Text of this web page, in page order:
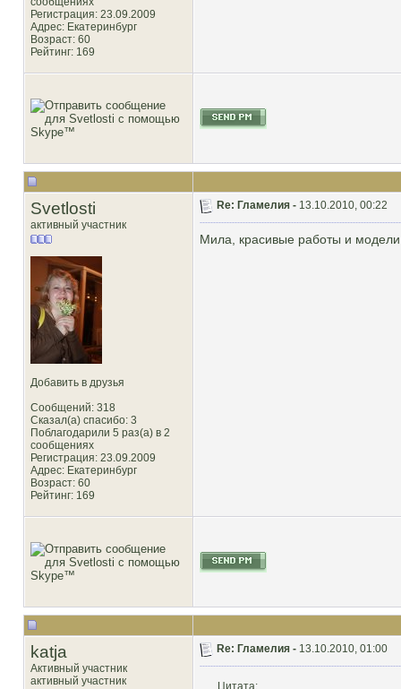
Регистрация: 23.09.2009
Адрес: Екатеринбург
Возраст: 60
Рейтинг: 169
Svetlosti
активный участник
Добавить в друзья
Сообщений: 318
Сказал(а) спасибо: 3
Поблагодарили 5 раз(а) в 2
сообщениях
Регистрация: 23.09.2009
Адрес: Екатеринбург
Возраст: 60
Рейтинг: 169
Re: Гламелия - 13.10.2010, 00:22
Мила, красивые работы и
katja
Активный участник
активный участник
Re: Гламелия - 13.10.2010, 01:00
Цитата: